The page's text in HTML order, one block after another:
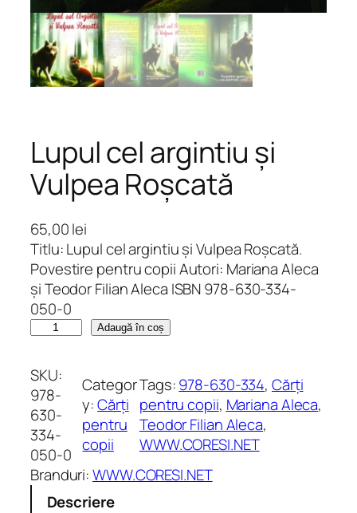
Lupul cel argintiu și
Vulpea Roșcată
65,00lei
Titlu: Lupul cel argintiu și Vulpea Roșcată.
Povestire pentru copii Autori: Mariana Aleca
și Teodor Filian Aleca ISBN 978-630-334-
050-0
n
t
i
t
a
t
e
Adaugă în coș
SKU:
978-
630-
334-
050-0
Categor
y:Cărți
pentru
copii
Tags:978-630-334, Cărți
pentru copii, Mariana Aleca
Teodor Filian Aleca
WWW.CORESI.NET
Branduri:WWW.CORESI.NET
Descriere